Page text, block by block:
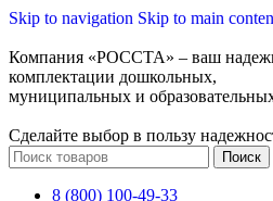
Skip to navigation Skip to main
Компания «РОССТА» – ваш
комплектации дошкольных,
муниципальных и
Сделайте выбор в пользу
Поиск
8 (800) 100-49-33